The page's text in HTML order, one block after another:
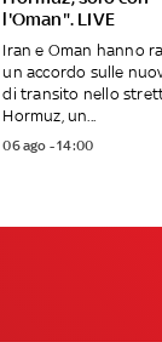
l'Oman". LIVE
Iran e Oman hanno
un accordo sulle
di transito nello
Hormuz, un...
06 ago - 14:00